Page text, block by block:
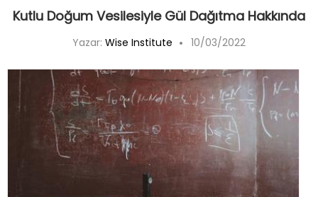
Kutlu Doğum Vesilesiyle Gül Dağıtma Hakkında
Yazar: Wise Institute 10/03/2022